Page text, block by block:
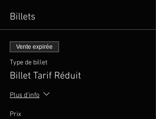
Billets
Vente expirée
Type de billet
Billet Tarif Réduit
Plus d'info
Prix